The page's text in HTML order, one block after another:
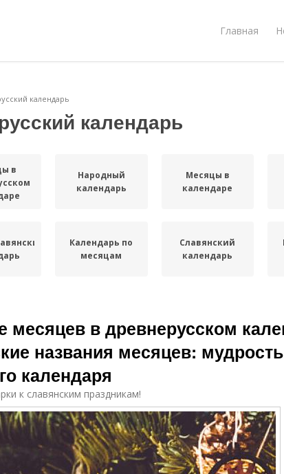
Главная
календарь
календарь
в
Народный
календарь
Месяцы в
календаре
Календарь по
месяцам
Славянский
календарь
месяцев в древнерусском
названия месяцев: мудрость
календаря
к славянским праздникам!